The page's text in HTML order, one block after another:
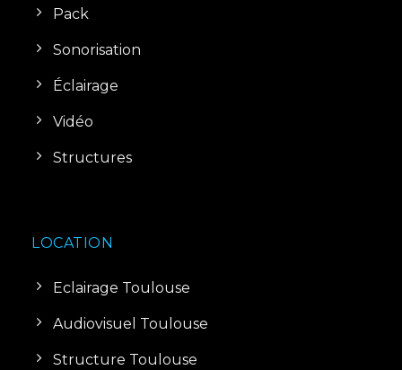
Pack
Sonorisation
Éclairage
Vidéo
Structures
LOCATION
Eclairage Toulouse
Audiovisuel Toulouse
Structure Toulouse